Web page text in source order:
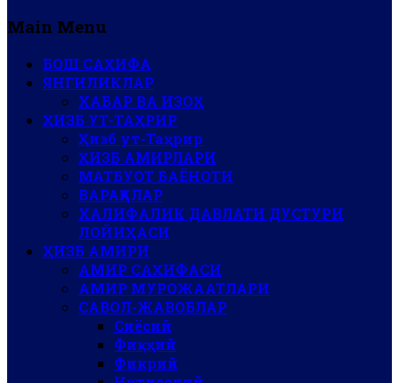
Main Menu
БОШ САҲИФА
ЯНГИЛИКЛАР
ХАБАР ВА ИЗОҲ
ҲИЗБ УТ-ТАҲРИР
Ҳизб ут-Таҳрир
ҲИЗБ АМИРЛАРИ
МАТБУОТ БАЁНОТИ
ВАРАҚАЛАР
ХАЛИФАЛИК ДАВЛАТИ ДУСТУРИ
ЛОЙИҲАСИ
ҲИЗБ АМИРИ
АМИР САҲИФАСИ
АМИР МУРОЖААТЛАРИ
САВОЛ-ЖАВОБЛАР
Сиёсий
Фиқҳий
Фикрий